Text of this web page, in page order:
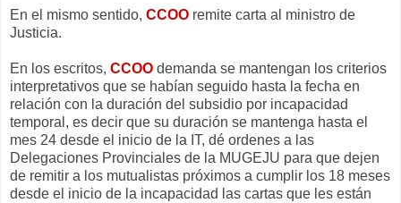
En el mismo sentido, CCOO remite carta al ministro de
Justicia.
En los escritos, CCOO demanda se mantengan los criterios
interpretativos que se habían seguido hasta la fecha en
relación con la duración del subsidio por incapacidad
temporal, es decir que su duración se mantenga hasta el
mes 24 desde el inicio de la IT, dé ordenes a las
Delegaciones Provinciales de la MUGEJU para que dejen
de remitir a los mutualistas próximos a cumplir los 18 meses
desde el inicio de la incapacidad las cartas que les están